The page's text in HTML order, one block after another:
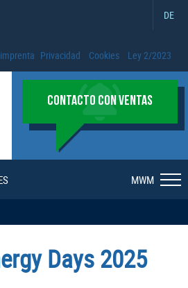
DE
Privacidad Cookies Ley 2/2023
CONTACTO CON VENTAS
MWM
Days 2025